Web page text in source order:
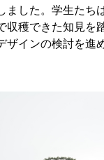
ました。学生たち
収穫できた知見を
ザインの検討を進